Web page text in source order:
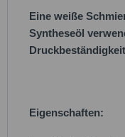
Eine weiße
Syntheseöl
Eigenschaften: